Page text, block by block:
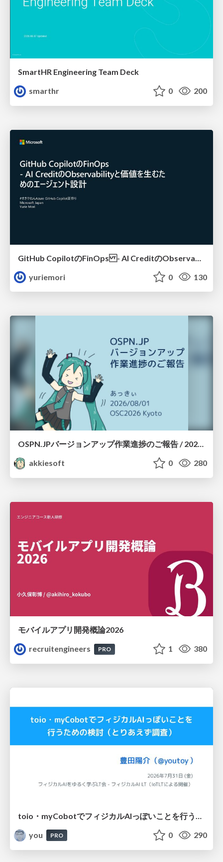
SmartHR Engineering Team Deck
smarthr
0 200
yuriemori
0 130
OSPN.JPバージョンアップ作業進捗のご報告 / 20260801-osc26kyoto
akkiesoft
0 280
モバイルアプリ開発概論2026
recruitengineers
PRO 1 380
you
PRO 0 290